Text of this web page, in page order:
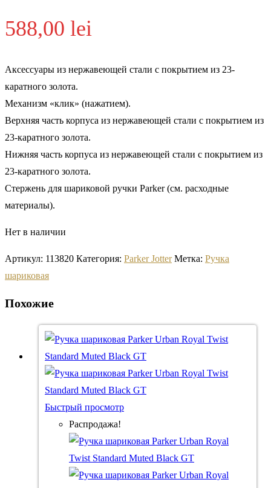
588,00 lei
Аксессуары из нержавеющей стали с покрытием из 23-
каратного золота.
Механизм «клик» (нажатием).
Верхняя часть корпуса из нержавеющей стали с покрытием из
23-каратного золота.
Нижняя часть корпуса из нержавеющей стали с покрытием из
23-каратного золота.
Стержень для шариковой ручки Parker (см. расходные
материалы).
Нет в наличии
Артикул: 113820 Категория: Parker Jotter Метка: Ручка
шариковая
Похожие
Быстрый просмотр
Распродажа!